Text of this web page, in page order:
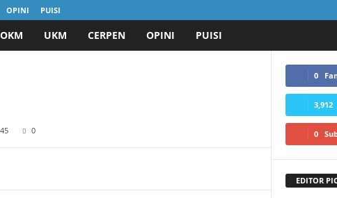
OPINI PUISI
OKM UKM CERPEN OPINI PUISI
0
0
3,912
0
EDITOR